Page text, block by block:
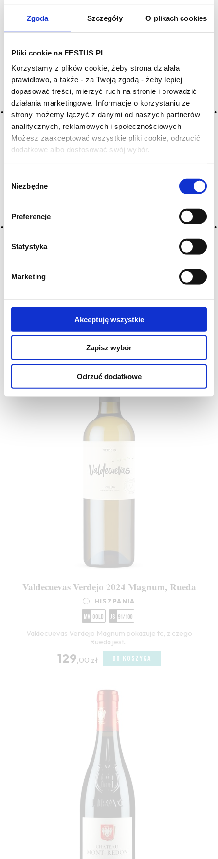
Zgoda Szczegóły O plikach cookies
Pliki cookie na FESTUS.PL
Korzystamy z plików cookie, żeby strona działała
prawidłowo, a także - za Twoją zgodą - żeby lepiej
dopasować treści, mierzyć ruch na stronie i prowadzić
działania marketingowe. Informacje o korzystaniu ze
strony możemy łączyć z danymi od naszych partnerów
analitycznych, reklamowych i społecznościowych.
Możesz zaakceptować wszystkie pliki cookie, odrzucić
dodatkowe albo dostosować swój wybór.
zgody
Niezbędne
Preferencje
Statystyka
Marketing
Akceptuję wszystkie
Zapisz wybór
Odrzuć dodatkowe
Czy masz ukończone 18 lat?
Chateau Latour Martillac 2020, Pessac-
Pessac-Léognan,...
359 DO KOSZYKA
Valdecuevas Verdejo 2024 Magnum, Rueda
HISZPANIA
MV Gold JS 91/100
Valdecuevas Verdejo Magnum pokazuje to, z czego
Rueda jest...
129,00 zł DO KOSZYKA